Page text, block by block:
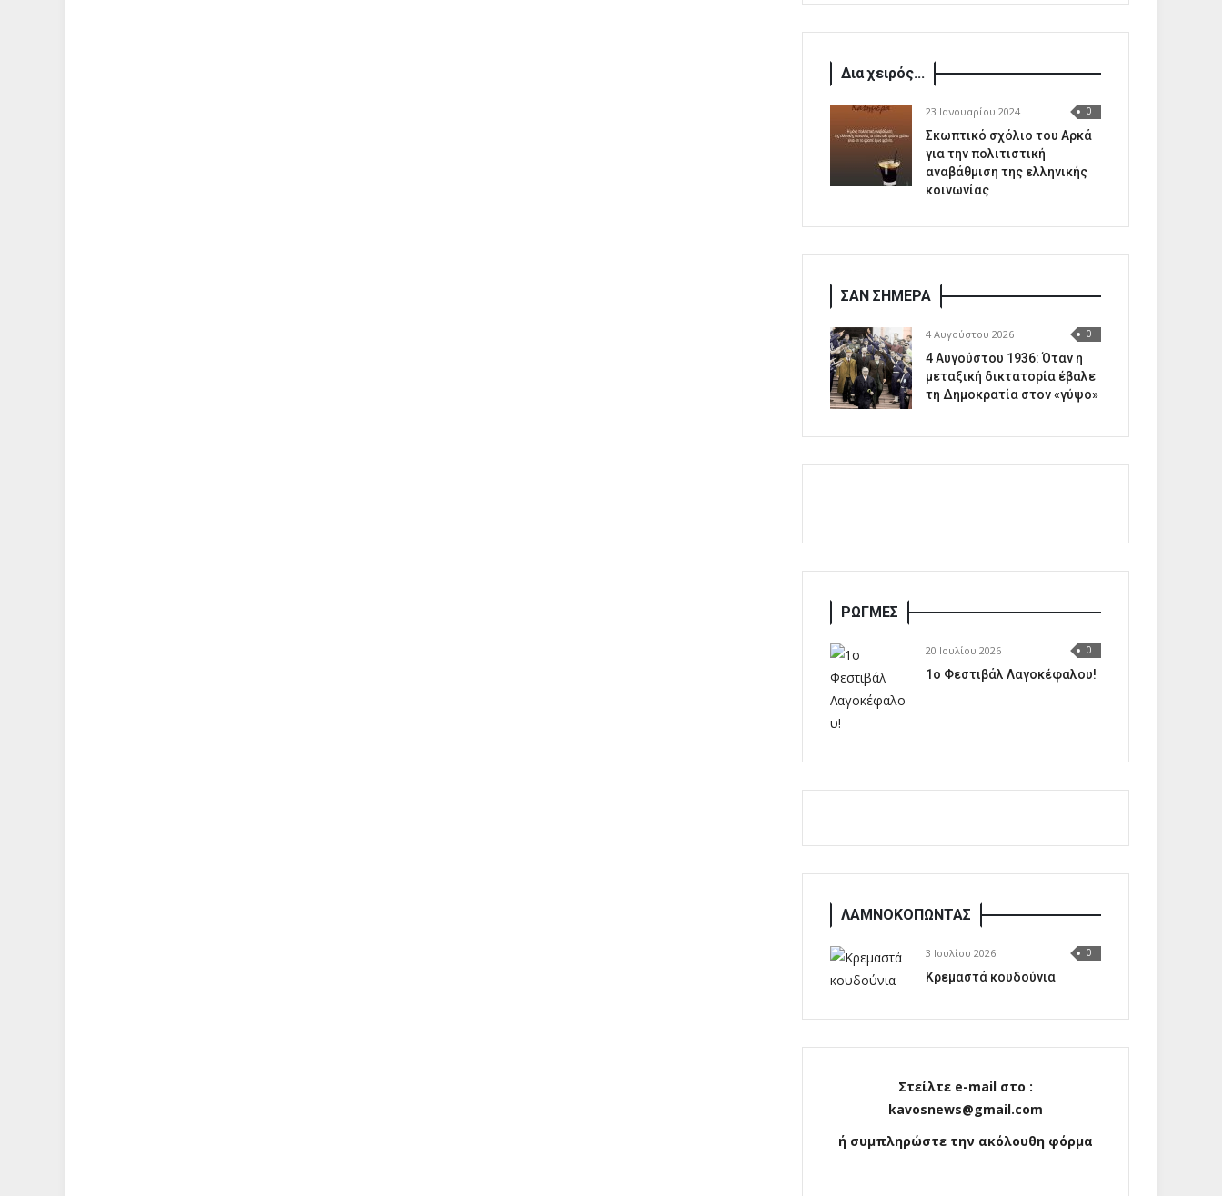
Δια χειρός...
23 Ιανουαρίου 2024 0
Σκωπτικό σχόλιο του Αρκά
για την πολιτιστική
αναβάθμιση της ελληνικής
κοινωνίας
ΣΑΝ ΣΗΜΕΡΑ
4 Αυγούστου 2026 0
4 Αυγούστου 1936: Όταν η
μεταξική δικτατορία έβαλε
τη Δημοκρατία στον «γύψο»
ΡΩΓΜΕΣ
20 Ιουλίου 2026 0
1o Φεστιβάλ Λαγοκέφαλου!
ΛΑΜΝΟΚΟΠΩΝΤΑΣ
3 Ιουλίου 2026 0
Κρεμαστά κουδούνια
Στείλτε e-mail στο :
kavosnews@gmail.com
ή συμπληρώστε την ακόλουθη φόρμα